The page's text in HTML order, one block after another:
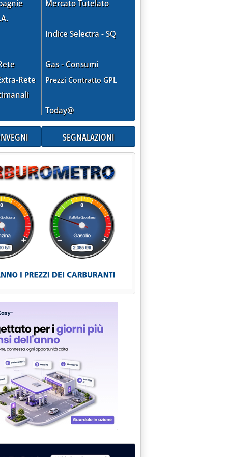
Rete
Mercato Tutelato
Indice Selectra - SQ
Gas - Consumi
Prezzi Contratto GPL
Today@
SEGNALAZIONI